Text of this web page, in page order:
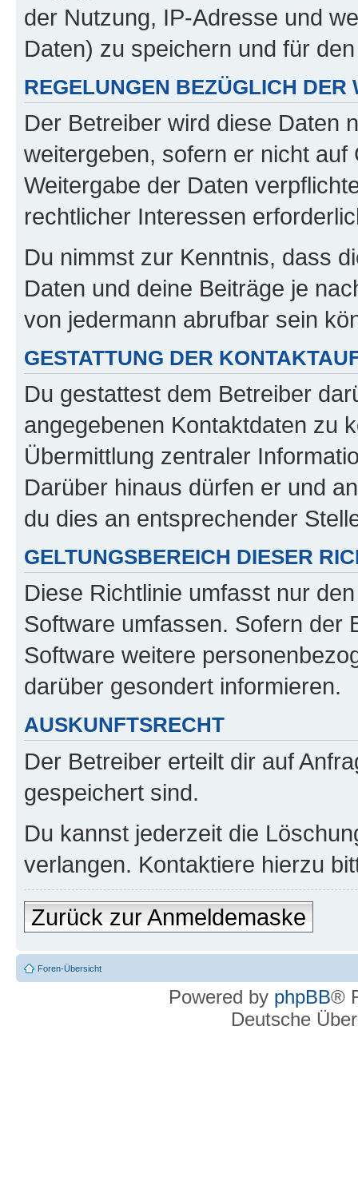
der Nutzung, IP-Adresse und
Daten) zu speichern und für
REGELUNGEN BEZÜGLICH DER
Der Betreiber wird diese Daten
weitergeben, sofern er nicht
Weitergabe der Daten
rechtlicher Interessen
Du nimmst zur Kenntnis, dass
Daten und deine Beiträge je
von jedermann abrufbar sein
GESTATTUNG DER
Du gestattest dem Betreiber
angegebenen Kontaktdaten zu
Übermittlung zentraler
Darüber hinaus dürfen er und
du dies an entsprechender
GELTUNGSBEREICH DIESER
Diese Richtlinie umfasst nur
Software umfassen. Sofern der
Software weitere
darüber gesondert informieren.
AUSKUNFTSRECHT
Der Betreiber erteilt dir auf
gespeichert sind.
Du kannst jederzeit die
verlangen. Kontaktiere hierzu
Zurück zur Anmeldemaske
Foren-Übersicht
Powered by phpBB®
Deutsche